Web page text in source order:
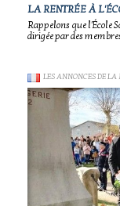
LA RENTRÉE À
Rappelons que l'École
dirigée par des
LES ANNONCES DE LA